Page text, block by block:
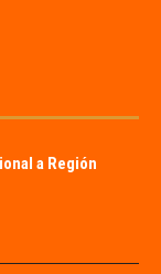
a Región